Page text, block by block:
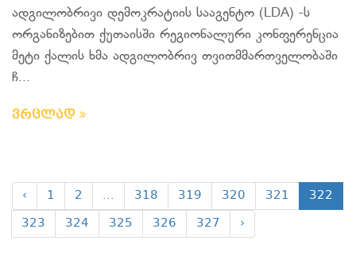
ადგილობრივი დემოკრატიის სააგენტო (LDA) -ს
ორგანიზებით ქუთაისში რეგიონალური კონფერენცია
მეტი ქალის ხმა ადგილობრივ თვითმმართველობაში
ჩ...
ვრცლად
‹ 1 2 ... 318 319 320 321
322
323
324 325 326 327 ›